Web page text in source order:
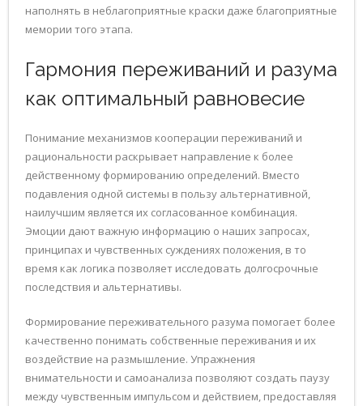
наполнять в неблагоприятные краски даже благоприятные
мемории того этапа.
Гармония переживаний и разума
как оптимальный равновесие
Понимание механизмов кооперации переживаний и
рациональности раскрывает направление к более
действенному формированию определений. Вместо
подавления одной системы в пользу альтернативной,
наилучшим является их согласованное комбинация.
Эмоции дают важную информацию о наших запросах,
принципах и чувственных суждениях положения, в то
время как логика позволяет исследовать долгосрочные
последствия и альтернативы.
Формирование переживательного разума помогает более
качественно понимать собственные переживания и их
воздействие на размышление. Упражнения
внимательности и самоанализа позволяют создать паузу
между чувственным импульсом и действием, предоставляя